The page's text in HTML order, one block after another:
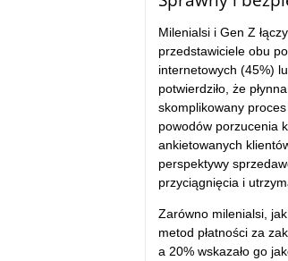
Milenialsi i Gen Z
przedstawiciele obu
internetowych (45%)
potwierdziło, że
skomplikowany proces
powodów porzucenia
ankietowanych
perspektywy
przyciągnięcia i
Zarówno milenialsi,
metod płatności za
a 20% wskazało go